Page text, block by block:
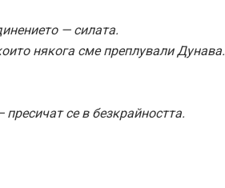
— силата.
някога сме преплували Дунава.
се в безкрайността.